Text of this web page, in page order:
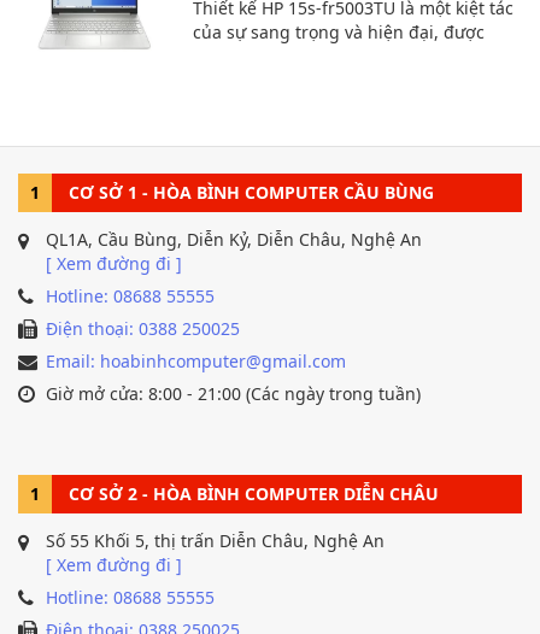
Thiết kế HP 15s-fr5003TU là một kiệt tác
của sự sang trọng và hiện đại, được
1 CƠ SỞ 1 - HÒA BÌNH COMPUTER CẦU BÙNG
QL1A, Cầu Bùng, Diễn Kỷ, Diễn Châu, Nghệ An
[ Xem đường đi ]
Hotline: 08688 55555
Điện thoại: 0388 250025
Email: hoabinhcomputer@gmail.com
Giờ mở cửa: 8:00 - 21:00 (Các ngày trong tuần)
1 CƠ SỞ 2 - HÒA BÌNH COMPUTER DIỄN CHÂU
Số 55 Khối 5, thị trấn Diễn Châu, Nghệ An
[ Xem đường đi ]
Hotline: 08688 55555